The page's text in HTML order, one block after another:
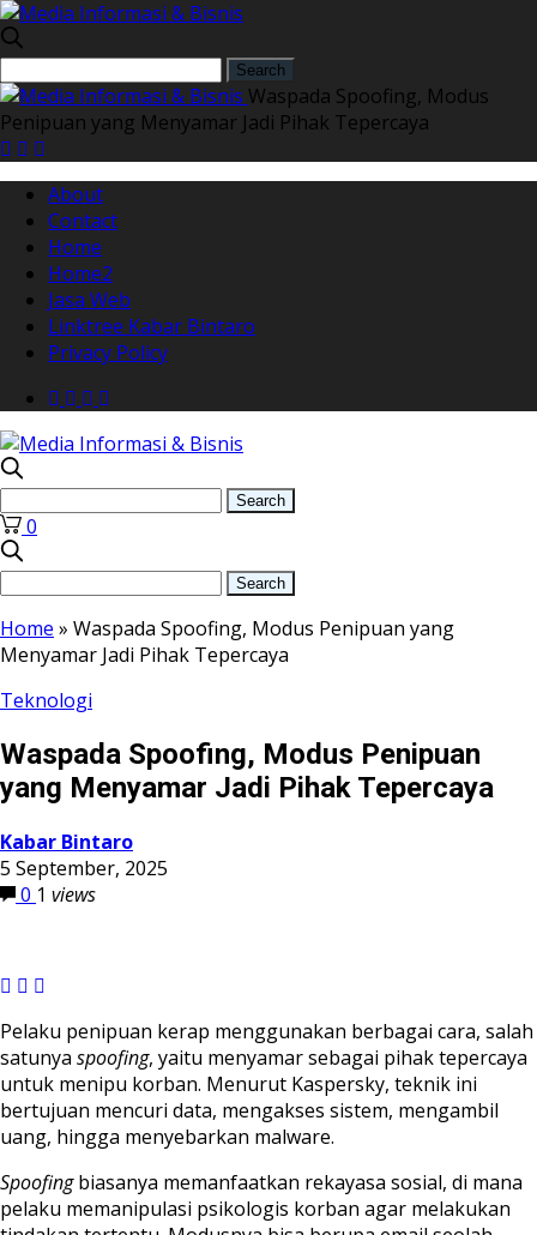
Waspada Spoofing, Modus
Penipuan yang Menyamar Jadi Pihak Tepercaya
About
Contact
Home
Home2
Jasa Web
Linktree Kabar Bintaro
Privacy Policy
0
Home » Waspada Spoofing, Modus Penipuan yang
Menyamar Jadi Pihak Tepercaya
Teknologi
Waspada Spoofing, Modus Penipuan
yang Menyamar Jadi Pihak Tepercaya
Kabar Bintaro
5 September, 2025
0 1 views
Pelaku penipuan kerap menggunakan berbagai cara, salah
satunya spoofing, yaitu menyamar sebagai pihak tepercaya
untuk menipu korban. Menurut Kaspersky, teknik ini
bertujuan mencuri data, mengakses sistem, mengambil
uang, hingga menyebarkan malware.
Spoofingbiasanya memanfaatkan rekayasa sosial, di mana
pelaku memanipulasi psikologis korban agar melakukan